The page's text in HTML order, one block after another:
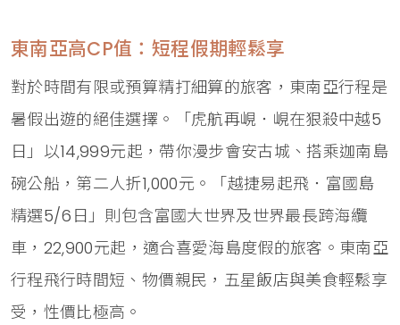
東南亞高CP值：短程假期輕鬆享
對於時間有限或預算精打細算的旅客，東南亞行程是
暑假出遊的絕佳選擇。「虎航再峴．峴在狠殺中越5
日」以14,999元起，帶你漫步會安古城、搭乘迦南島
碗公船，第二人折1,000元。「越捷易起飛．富國島
精選5/6日」則包含富國大世界及世界最長跨海纜
車，22,900元起，適合喜愛海島度假的旅客。東南亞
行程飛行時間短、物價親民，五星飯店與美食輕鬆享
受，性價比極高。